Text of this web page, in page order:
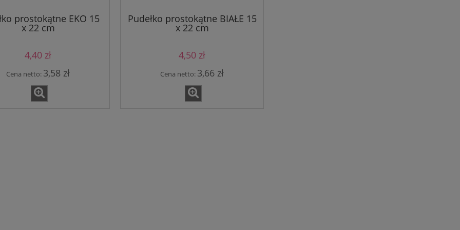
prostokątne EKO 15
x 22 cm
4,40 zł
Cena netto: 3,58 zł
Pudełko prostokątne BIAŁE 15
x 22 cm
4,50 zł
Cena netto: 3,66 zł